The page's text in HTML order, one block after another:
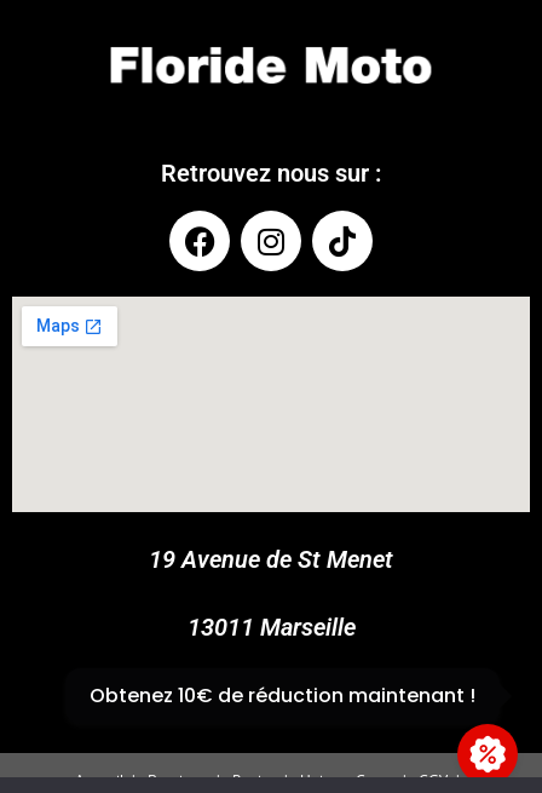
Retrouvez nous sur :
19 Avenue de St Menet
13011 Marseille
✆04 91 44 45 46
Accueil Boutique Panier Univers Cross CGV
Obtenez 10€ de réduction maintenant !